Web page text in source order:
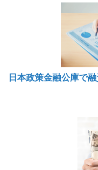
日本政策金融公庫で